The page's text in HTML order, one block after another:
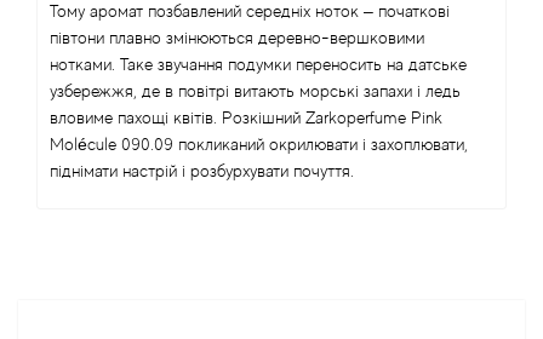
Тому аромат позбавлений середніх ноток – початкові
півтони плавно змінюються деревно-вершковими
нотками. Таке звучання подумки переносить на датське
узбережжя, де в повітрі витають морські запахи і ледь
вловиме пахощі квітів. Розкішний Zarkoperfume Pink
Molécule 090.09 покликаний окрилювати і захоплювати,
піднімати настрій і розбурхувати почуття.